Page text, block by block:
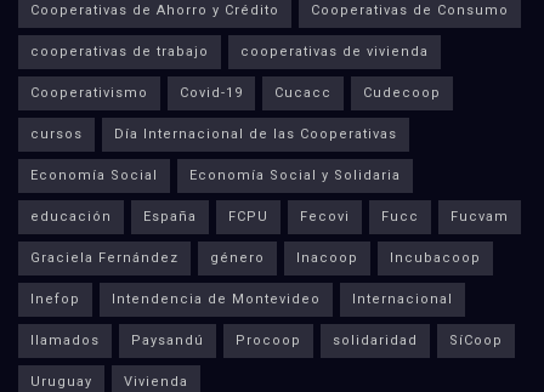
Cooperativas de Ahorro y Crédito Cooperativas de Consumo
cooperativas de trabajo cooperativas de vivienda
Cooperativismo Covid-19 Cucacc Cudecoop
cursos Día Internacional de las Cooperativas
Economía Social Economía Social y Solidaria
educación España FCPU Fecovi Fucc Fucvam
Graciela Fernández género Inacoop Incubacoop
Inefop Intendencia de Montevideo Internacional
llamados Paysandú Procoop solidaridad SíCoop
Uruguay Vivienda